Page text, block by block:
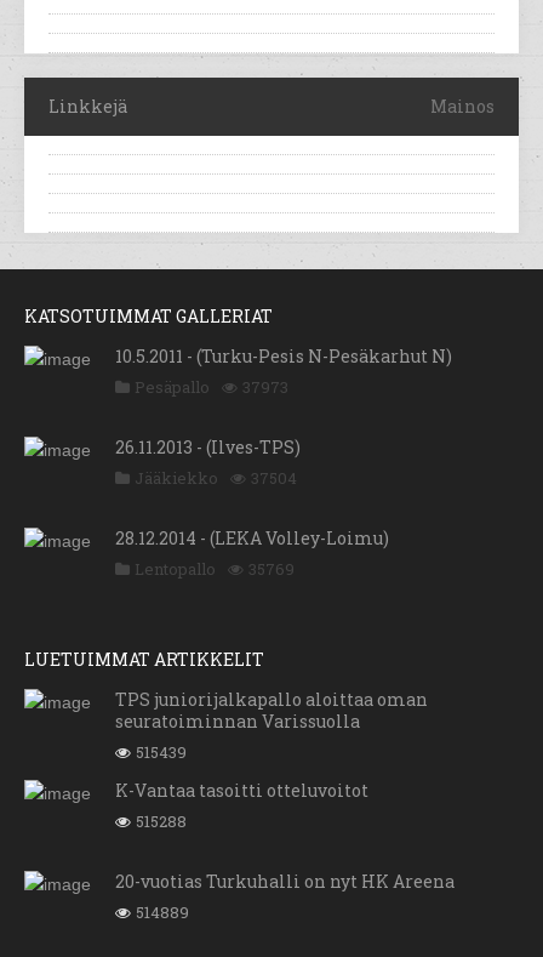
Linkkejä Mainos
KATSOTUIMMAT GALLERIAT
10.5.2011 - (Turku-Pesis N-Pesäkarhut N)
Pesäpallo 37973
26.11.2013 - (Ilves-TPS)
Jääkiekko 37504
28.12.2014 - (LEKA Volley-Loimu)
Lentopallo 35769
LUETUIMMAT ARTIKKELIT
TPS juniorijalkapallo aloittaa oman
seuratoiminnan Varissuolla
515439
K-Vantaa tasoitti otteluvoitot
515288
20-vuotias Turkuhalli on nyt HK Areena
514889